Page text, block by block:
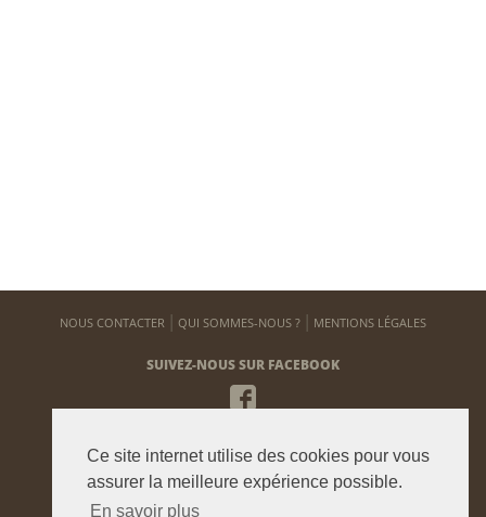
Ce site internet utilise des cookies pour vous
assurer la meilleure expérience possible.
En savoir plus
NOUS CONTACTER QUI SOMMES-NOUS ? MENTIONS LÉGALES
SUIVEZ-NOUS SUR FACEBOOK
NEWSLETTER
Pour vous tenir informé de notre actualité